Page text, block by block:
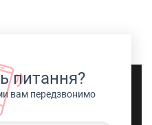
питання?
вам передзвонимо